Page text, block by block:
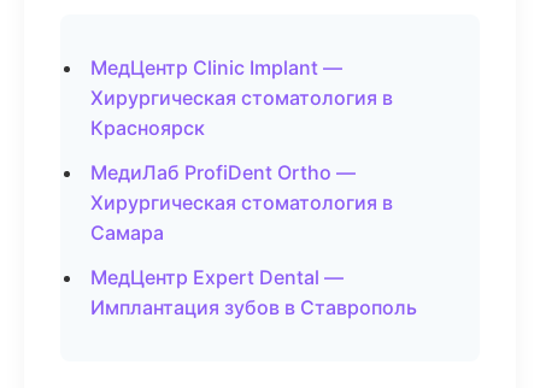
МедЦентр Clinic Implant —
Хирургическая стоматология в
Красноярск
МедиЛаб ProfiDent Ortho —
Хирургическая стоматология в
Самара
МедЦентр Expert Dental —
Имплантация зубов в Ставрополь